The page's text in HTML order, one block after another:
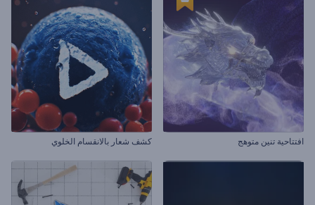
افتتاحية تنين متوهج كشف شعار بالانقسام الخلوي